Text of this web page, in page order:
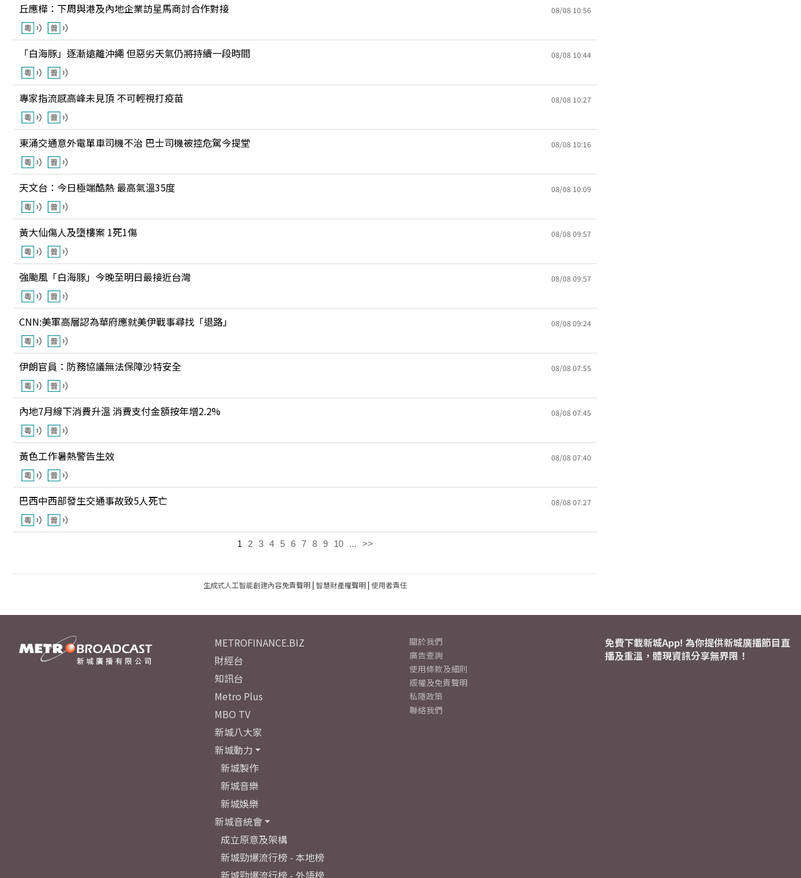
丘應樺：下周與港及內地企業訪星馬商討合作對接 08/08 10:56
「白海豚」逐漸遠離沖繩 但惡劣天氣仍將持續一段時間 08/08 10:44
專家指流感高峰未見頂 不可輕視打疫苗 08/08 10:27
東涌交通意外電單車司機不治 巴士司機被控危駕今提堂 08/08 10:16
天文台：今日極端酷熱 最高氣溫35度 08/08 10:09
黃大仙傷人及墮樓案 1死1傷 08/08 09:57
強颱風「白海豚」今晚至明日最接近台灣 08/08 09:57
CNN:美軍高層認為華府應就美伊戰事尋找「退路」 08/08 09:24
伊朗官員：防務協議無法保障沙特安全 08/08 07:55
內地7月線下消費升溫 消費支付金額按年增2.2% 08/08 07:45
黃色工作暑熱警告生效 08/08 07:40
巴西中西部發生交通事故致5人死亡 08/08 07:27
1 2 3 4 5 6 7 8 9 10 ... >>
生成式人工智能創建內容免責聲明| 智慧財產權聲明| 使用者責任
METROFINANCE.BIZ
財經台
知訊台
Metro Plus
MBO TV
新城八大家
新城動力
新城製作
新城音樂
新城娛樂
新城音統會
成立原意及架構
新城勁爆流行榜 - 本地榜
新城勁爆流行榜 - 外語榜
關於我們
廣告查詢
使用條款及細則
版權及免責聲明
私隱政策
聯絡我們
免費下載新城App! 為你提供新城廣播節目直
播及重溫，體現資訊分享無界限！